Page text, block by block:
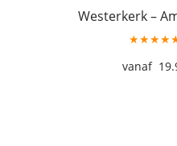
Westerkerk –